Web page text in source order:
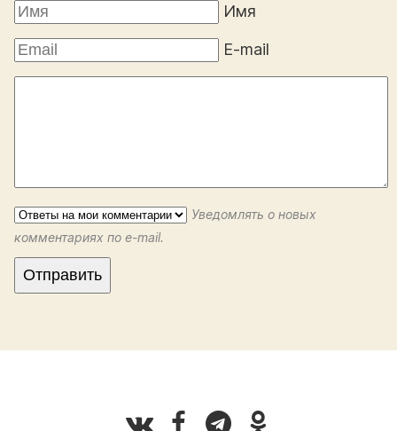
Имя
E-mail
Уведомлять о новых
комментариях по e-mail.